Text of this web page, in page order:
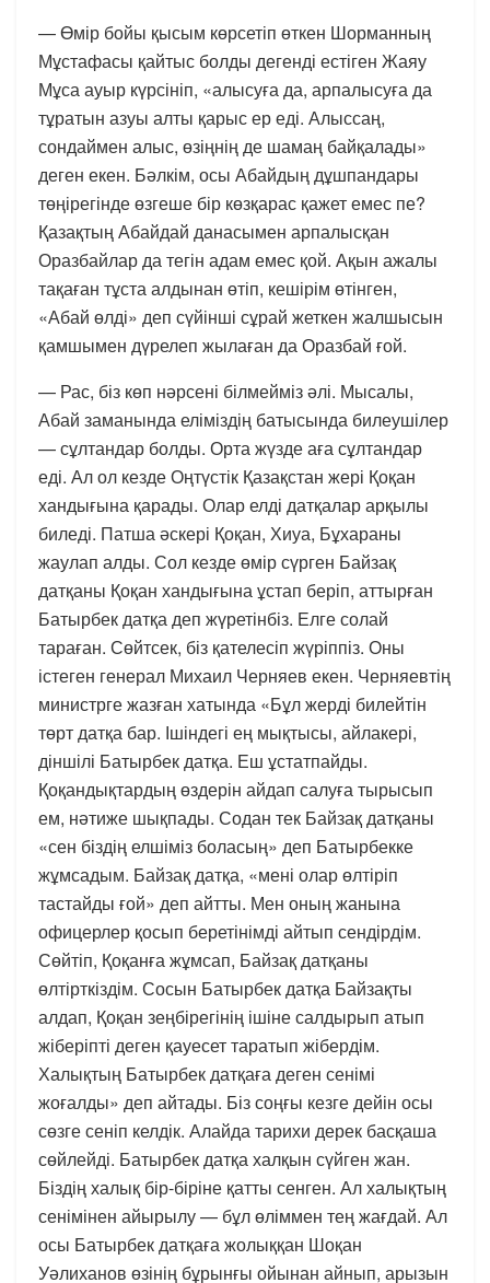
— Өмір бойы қысым көрсетіп өткен Шорманның
Мұстафасы қайтыс болды дегенді естіген Жаяу
Мұса ауыр күрсініп, «алысуға да, арпалысуға да
тұратын азуы алты қарыс ер еді. Алыссаң,
сондаймен алыс, өзіңнің де шамаң байқалады»
деген екен. Бәлкім, осы Абайдың дұшпандары
төңірегінде өзгеше бір көзқарас қажет емес пе?
Қазақтың Абайдай данасымен арпалысқан
Оразбайлар да тегін адам емес қой. Ақын ажалы
тақаған тұста алдынан өтіп, кешірім өтінген,
«Абай өлді» деп сүйінші сұрай жеткен жалшысын
қамшымен дүрелеп жылаған да Оразбай ғой.
— Рас, біз көп нәрсені білмейміз әлі. Мысалы,
Абай заманында еліміздің батысында билеушілер
— сұлтандар болды. Орта жүзде аға сұлтандар
еді. Ал ол кезде Оңтүстік Қазақстан жері Қоқан
хандығына қарады. Олар елді датқалар арқылы
биледі. Патша әскері Қоқан, Хиуа, Бұхараны
жаулап алды. Сол кезде өмір сүрген Байзақ
датқаны Қоқан хандығына ұстап беріп, аттырған
Батырбек датқа деп жүретінбіз. Елге солай
тараған. Сөйтсек, біз қателесіп жүріппіз. Оны
істеген генерал Михаил Черняев екен. Черняевтің
министрге жазған хатында «Бұл жерді билейтін
төрт датқа бар. Ішіндегі ең мықтысы, айлакері,
діншілі Батырбек датқа. Еш ұстатпайды.
Қоқандықтардың өздерін айдап салуға тырысып
ем, нәтиже шықпады. Содан тек Байзақ датқаны
«сен біздің елшіміз боласың» деп Батырбекке
жұмсадым. Байзақ датқа, «мені олар өлтіріп
тастайды ғой» деп айтты. Мен оның жанына
офицерлер қосып беретінімді айтып сендірдім.
Сөйтіп, Қоқанға жұмсап, Байзақ датқаны
өлтірткіздім. Сосын Батырбек датқа Байзақты
алдап, Қоқан зеңбірегінің ішіне салдырып атып
жіберіпті деген қауесет таратып жібердім.
Халықтың Батырбек датқаға деген сенімі
жоғалды» деп айтады. Біз соңғы кезге дейін осы
сөзге сеніп келдік. Алайда тарихи дерек басқаша
сөйлейді. Батырбек датқа халқын сүйген жан.
Біздің халық бір-біріне қатты сенген. Ал халықтың
сенімінен айырылу — бұл өліммен тең жағдай. Ал
осы Батырбек датқаға жолыққан Шоқан
Уәлиханов өзінің бұрынғы ойынан айнып, арызын